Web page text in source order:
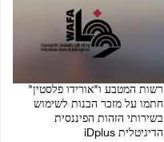
רשות המטבע ו"אורידו פלסטין"
חתמו על מזכר הבנות לשימוש
בשירותי הזהות הפיננסית
הדיגיטלית iDplus